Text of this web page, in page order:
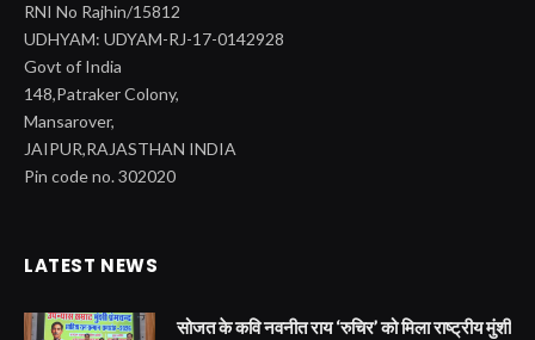
RNI No Rajhin/15812
UDHYAM: UDYAM-RJ-17-0142928
Govt of India
148,Patraker Colony,
Mansarover,
JAIPUR,RAJASTHAN INDIA
Pin code no. 302020
LATEST NEWS
सोजत के कवि नवनीत राय ‘रुचिर’ को मिला राष्ट्रीय मुंशी